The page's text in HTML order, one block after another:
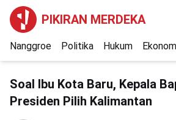
PIKIRAN MERDEKA
Nanggroe Politika Hukum
Soal Ibu Kota Baru, Kepala
Presiden Pilih Kalimantan